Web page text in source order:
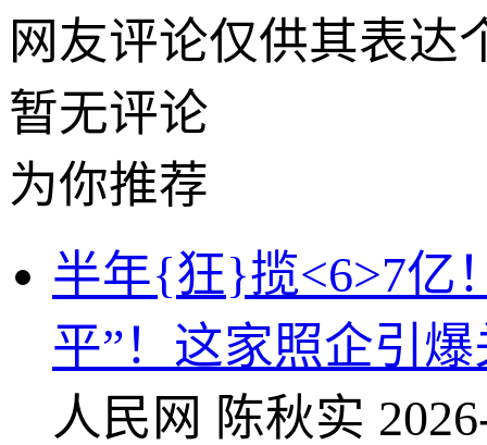
网友评论仅供其表达
暂无评论
为你推荐
半年{狂}揽<6>7亿
平”！这家照企引
人民网 陈秋实